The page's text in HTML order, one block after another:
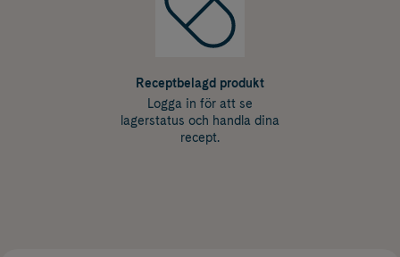
Receptbelagd produkt
Logga in för att se
lagerstatus och handla dina
recept.